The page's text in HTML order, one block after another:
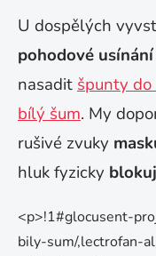
U dospělých
pohodové
nasadit špunty do
bílý šum. My
rušivé zvuky
hluk fyzicky
<p>!1#glocusent-
bily-sum/,lectrofan-